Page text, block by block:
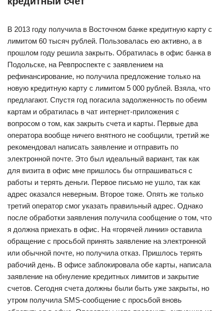
В 2013 году получила в Восточном банке кредитную карту с
лимитом 60 тысяч рублей. Пользовалась ею активно, а в
прошлом году решила закрыть. Обратилась в офис банка в
Подольске, на Ревпроспекте с заявлением на
рефинансирование, но получила предложение только на
новую кредитную карту с лимитом 5 000 рублей. Взяла, что
предлагают. Спустя год погасила задолженность по обеим
картам и обратилась в чат интернет-приложения с
вопросом о том, как закрыть счета и карты. Первые два
оператора вообще ничего внятного не сообщили, третий же
рекомендовал написать заявление и отправить по
электронной почте. Это был идеальный вариант, так как
для визита в офис мне пришлось бы отпрашиваться с
работы и терять деньги. Первое письмо не ушло, так как
адрес оказался неверным. Второе тоже. Опять же только
третий оператор смог указать правильный адрес. Однако
после обработки заявления получила сообщение о том, что
я должна приехать в офис. На «горячей линии» оставила
обращение с просьбой принять заявление на электронной
или обычной почте, но получила отказ. Пришлось терять
рабочий день. В офисе заблокировала обе карты, написала
заявление на обнуление кредитных лимитов и закрытие
счетов. Сегодня счета должны были быть уже закрыты, но
утром получила SMS-сообщение с просьбой вновь